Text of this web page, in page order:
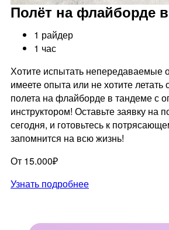
Полёт на флайборде
1 райдер
1 час
Хотите испытать непередаваемые
имеете опыта или не хотите летать
полета на флайборде в тандеме с
инструктором! Оставьте заявку на
сегодня, и готовьтесь к
запомнится на всю жизнь!
От 15.000₽
Узнать подробнее